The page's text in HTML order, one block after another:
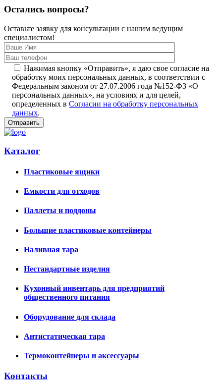
Остались вопросы?
Оставьте заявку для консультации с нашим ведущим
специалистом!
Нажимая кнопку «Отправить», я даю свое согласие на
обработку моих персональных данных, в соответствии с
Федеральным законом от 27.07.2006 года №152-ФЗ «О
персональных данных», на условиях и для целей,
определенных в Согласии на обработку персональных
данных.
Каталог
Пластиковые ящики
Емкости для отходов
Паллеты и поддоны
Большие пластиковые контейнеры
Наливная тара
Нестандартные изделия
Кухонный инвентарь для предприятий
общественного питания
Оборудование для склада
Антистатическая тара
Термоконтейнеры и аксессуары
Контакты